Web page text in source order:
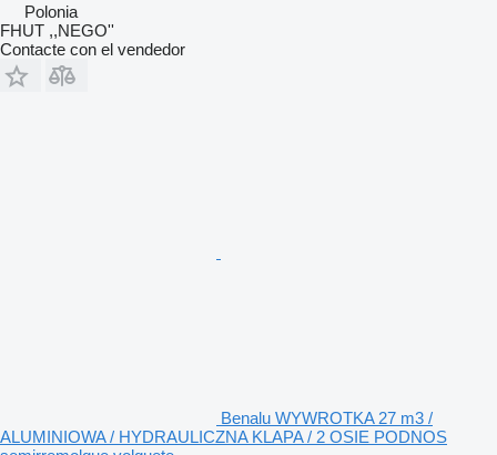
Polonia
FHUT ,,NEGO''
Contacte con el vendedor
Benalu WYWROTKA 27 m3 /
ALUMINIOWA / HYDRAULICZNA KLAPA / 2 OSIE PODNOS